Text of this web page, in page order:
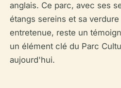
anglais. Ce parc, avec ses
étangs sereins et sa
entretenue, reste un
un élément clé du Parc
aujourd'hui.